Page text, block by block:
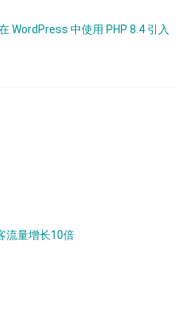
WordPress 中使用 PHP 8.4 引入
流量增长10倍